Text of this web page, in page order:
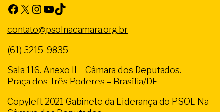
Facebook X Instagram Youtube TikTok
contato@psolnacamara.org.br
(61) 3215-9835
Sala 116. Anexo II – Câmara dos Deputados.
Praça dos Três Poderes – Brasília/DF.
Copyleft 2021 Gabinete da Liderança do PSOL Na